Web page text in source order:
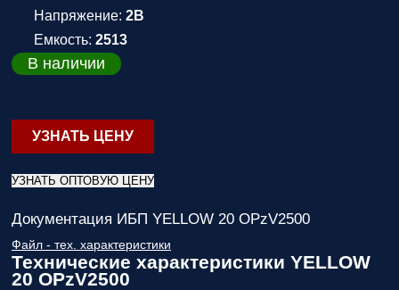
Напряжение: 2В
Емкость: 2513
В наличии
УЗНАТЬ ЦЕНУ
УЗНАТЬ ОПТОВУЮ ЦЕНУ
Документация ИБП YELLOW 20 OPzV2500
Файл - тех. характеристики
Технические характеристики YELLOW
20 OPzV2500